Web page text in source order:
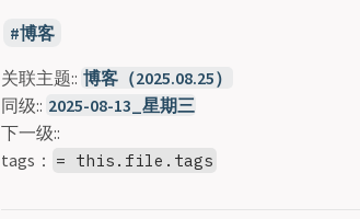
博客
关联主题:: 博客（2025.08.25）
同级:: 2025-08-13_星期三
下一级::
tags： = this.file.tags